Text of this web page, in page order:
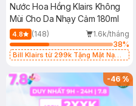
Nước Hoa Hồng Klairs Không
Mùi Cho Da Nhạy Cảm 180ml
4.8 (148)
1.6k/tháng
38%
Bill Klairs từ 299k Tặng Mặt Nạ
25ml (SL Có Hạn)
-46%